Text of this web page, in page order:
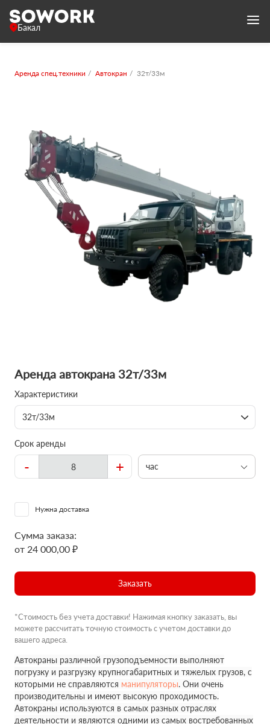
Бакал
Аренда спец.техники Автокран 32т/33м
Аренда автокрана 32т/33м
Характеристики
32т/33м
Срок аренды
- + час
Нужна доставка
Сумма заказа:
от 24 000,00 ₽
Заказать
*Стоимость без учета доставки! Нажимая кнопку заказать, вы
можете рассчитать точную стоимость с учетом доставки до
вашего адреса.
Автокраны различной грузоподъемности выполняют
погрузку и разгрузку крупногабаритных и тяжелых грузов, с
которыми не справляются манипуляторы. Они очень
производительны и имеют высокую проходимость.
Автокраны используются в самых разных отраслях
деятельности и являются одними из самых востребованных